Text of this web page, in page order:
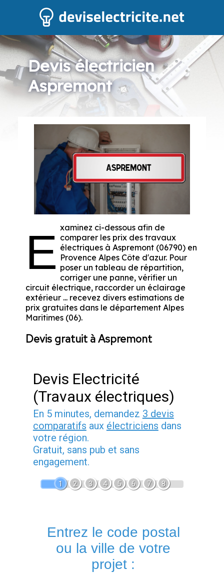
Devis électricien
Aspremont
E xaminez ci-dessous afin de
comparer les prix des travaux
électriques à Aspremont (06790) en
Provence Alpes Côte d'azur. Pour
poser un tableau de répartition,
corriger une panne, vérifier un
circuit électrique, raccorder un éclairage
extérieur ... recevez divers estimations de
prix gratuites dans le département Alpes
Maritimes (06).
Devis gratuit à Aspremont
Devis Electricité
(Travaux électriques)
En 5 minutes, demandez 3 devis
comparatifs aux électriciens dans
votre région.
Gratuit, sans pub et sans
engagement.
1 2 3 4 5 6 7 8
Entrez le code postal
ou la ville de votre
projet :